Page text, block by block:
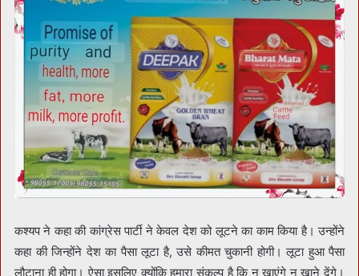
कश्यप ने कहा की कांग्रेस पार्टी ने केवल देश को लूटने का काम किया है। उन्होंने
कहा की जिन्होंने देश का पैसा लूटा है, उसे कीमत चुकानी होगी। लूटा हुआ पैसा
लौटाना ही होगा। ऐसा इसलिए क्योंकि हमारा संकल्प है कि न खाएंगे न खाने देंगे।